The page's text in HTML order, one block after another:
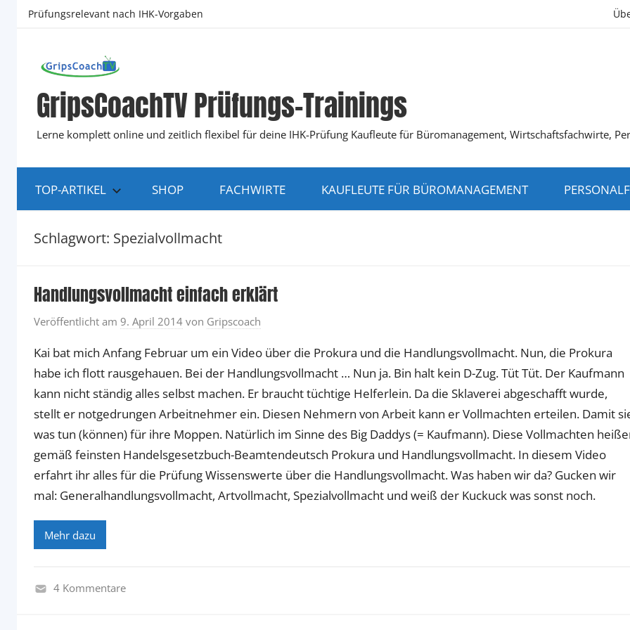
Zum
Prüfungsrelevant nach IHK-Vorgaben
GripsCoachTV Prüfungs-Trainings
Lerne komplett online und zeitlich flexibel für deine IHK-Prüfung Kaufleute für Büromanagement, Wirtschaftsfachwirte,
TOP-ARTIKEL SHOP FACHWIRTE KAUFLEUTE FÜR BÜROMANAGEMENT
Schlagwort: Spezialvollmacht
Handlungsvollmacht einfach erklärt
Veröffentlicht am 9. April 2014 von Gripscoach
Kai bat mich Anfang Februar um ein Video über die Prokura und die Handlungsvollmacht. Nun, die Prokura
habe ich flott rausgehauen. Bei der Handlungsvollmacht … Nun ja. Bin halt kein D-Zug. Tüt Tüt. Der Kaufmann
kann nicht ständig alles selbst machen. Er braucht tüchtige Helferlein. Da die Sklaverei abgeschafft wurde,
stellt er notgedrungen Arbeitnehmer ein. Diesen Nehmern von Arbeit kann er Vollmachten erteilen. Damit
was tun (können) für ihre Moppen. Natürlich im Sinne des Big Daddys (= Kaufmann). Diese Vollmachten
gemäß feinsten Handelsgesetzbuch-Beamtendeutsch Prokura und Handlungsvollmacht. In diesem Video
erfahrt ihr alles für die Prüfung Wissenswerte über die Handlungsvollmacht. Was haben wir da? Gucken wir
mal: Generalhandlungsvollmacht, Artvollmacht, Spezialvollmacht und weiß der Kuckuck was sonst noch.
Mehr dazu
4 Kommentare